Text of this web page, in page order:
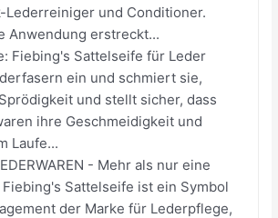
Lederreiniger und Conditioner.
Anwendung erstreckt...
Fiebing's Sattelseife für Leder
ein und schmiert sie,
und stellt sicher, dass
ihre Geschmeidigkeit und
Laufe...
- Mehr als nur eine
Sattelseife ist ein Symbol
der Marke für Lederpflege,